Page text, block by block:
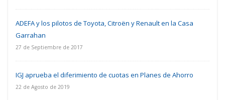
ADEFA y los pilotos de Toyota, Citroën y Renault en la Casa
Garrahan
27 de Septiembre de 2017
IGJ aprueba el diferimiento de cuotas en Planes de Ahorro
22 de Agosto de 2019